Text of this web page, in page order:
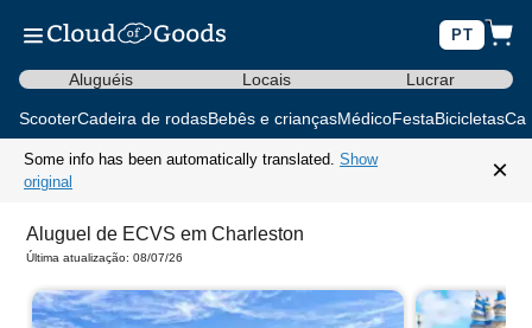
PT
Aluguéis Locais Lucrar
ScooterCadeira de rodasBebês e criançasMédicoFestaBicicletas
Some info has been automatically translated. Show
original
×
Aluguel de ECVS em Charleston
Última atualização: 08/07/26